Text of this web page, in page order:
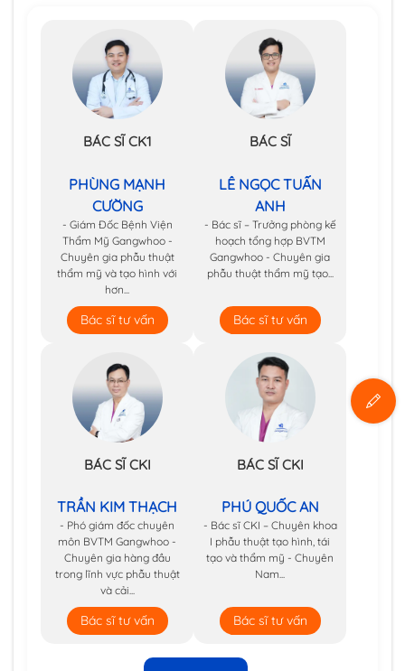
BÁC SĨ CK1
PHÙNG MẠNH
CƯỜNG
- Giám Đốc Bệnh Viện
Thẩm Mỹ Gangwhoo -
Chuyên gia phẫu thuật
thẩm mỹ và tạo hình với
hơn...
Bác sĩ tư vấn
BÁC SĨ
LÊ NGỌC TUẤN
ANH
- Bác sĩ – Trưởng phòng kế
hoạch tổng hợp BVTM
Gangwhoo - Chuyên gia
phẫu thuật thẩm mỹ tạo...
Bác sĩ tư vấn
BÁC SĨ CKI
TRẦN KIM THẠCH
- Phó giám đốc chuyên
môn BVTM Gangwhoo -
Chuyên gia hàng đầu
trong lĩnh vực phẫu thuật
và cải...
Bác sĩ tư vấn
BÁC SĨ CKI
PHÚ QUỐC AN
- Bác sĩ CKI – Chuyên khoa
I phẫu thuật tạo hình, tái
tạo và thẩm mỹ - Chuyên
Nam...
Bác sĩ tư vấn